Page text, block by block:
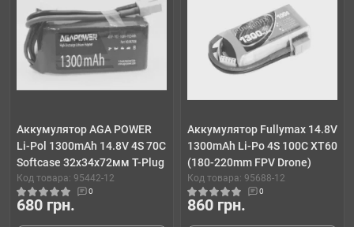
Аккумулятор AGA POWER
Li-Pol 1300mAh 14.8V 4S 70C
Softcase 32x34x72мм T-Plug
Код товара: 95442-12
0
680 грн.
Аккумулятор Fullymax 14.8V
1300mAh Li-Po 4S 100C XT60
(180-220mm FPV Drone)
Код товара: 95688-12
0
860 грн.